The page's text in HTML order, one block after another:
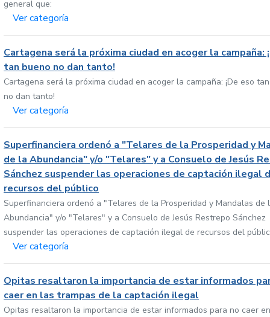
general que:
Ver categoría
Cartagena será la próxima ciudad en acoger la campaña:
tan bueno no dan tanto!
Cartagena será la próxima ciudad en acoger la campaña: ¡De eso
no dan tanto!
Ver categoría
Superfinanciera ordenó a "Telares de la Prosperidad y
de la Abundancia" y/o "Telares" y a Consuelo de Jesús
Sánchez suspender las operaciones de captación ilegal
recursos del público
Superfinanciera ordenó a "Telares de la Prosperidad y Mandalas de
Abundancia" y/o "Telares" y a Consuelo de Jesús Restrepo Sánchez
suspender las operaciones de captación ilegal de recursos del
Ver categoría
Opitas resaltaron la importancia de estar informados
caer en las trampas de la captación ilegal
Opitas resaltaron la importancia de estar informados para no caer